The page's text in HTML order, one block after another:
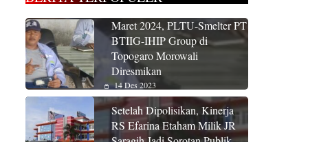
Maret 2024, PLTU-Smelter PT
BTIIG-IHIP Group di
Topogaro Morowali
Diresmikan
14 Des 2023
Setelah Dipolisikan, Kinerja
RS Efarina Etaham Milik JR